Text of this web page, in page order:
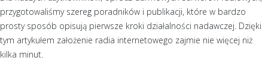
przygotowaliśmy szereg poradników i publikacji, które w bardzo
prosty sposób opisują pierwsze kroki działalności nadawczej. Dzięki
tym artykułem założenie radia internetowego zajmie nie więcej niż
kilka minut.